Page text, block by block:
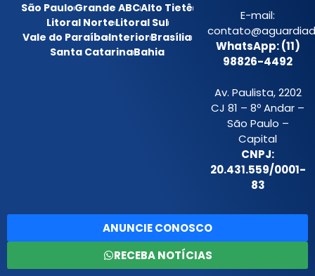
São PauloGrande ABCAlto Tietê
Litoral NorteLitoral Sul
Vale do ParaíbaInteriorBrasília
Santa CatarinaBahia
E-mail:
WhatsApp: (11)
98826-4492
Av. Paulista, 2202
CJ 81 – 8º Andar –
São Paulo –
Capital
CNPJ:
20.431.559/0001-
83
ANUNCIE CONOSCO
RECEBA NOTÍCIAS